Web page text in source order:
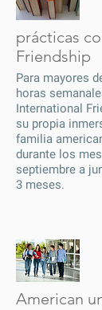
prácticas
Friendship
Para mayores
horas
International
su propia
familia
durante los
septiembre a
3 meses.
American